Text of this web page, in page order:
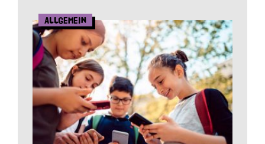
Allgemein